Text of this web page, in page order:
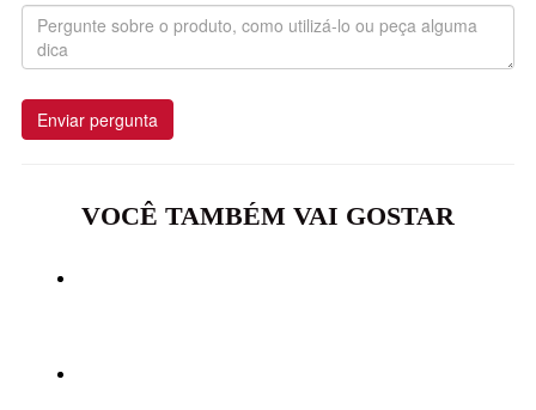
Enviar pergunta
VOCÊ TAMBÉM VAI GOSTAR